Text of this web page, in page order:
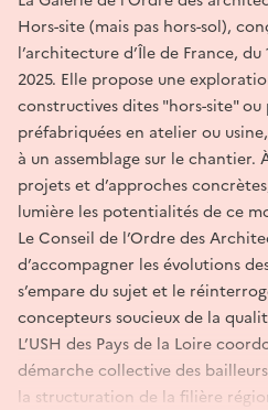
Hors-site (mais pas hors-sol),
l’architecture d’Île de France,
2025. Elle propose une
constructives dites "hors-site"
préfabriquées en atelier ou
à un assemblage sur le chantier.
projets et d’approches
lumière les potentialités de ce
Le Conseil de l’Ordre des
d’accompagner les évolutions
s’empare du sujet et le
concepteurs soucieux de la
L’USH des Pays de la Loire
démarche collective des
la structuration de la filière